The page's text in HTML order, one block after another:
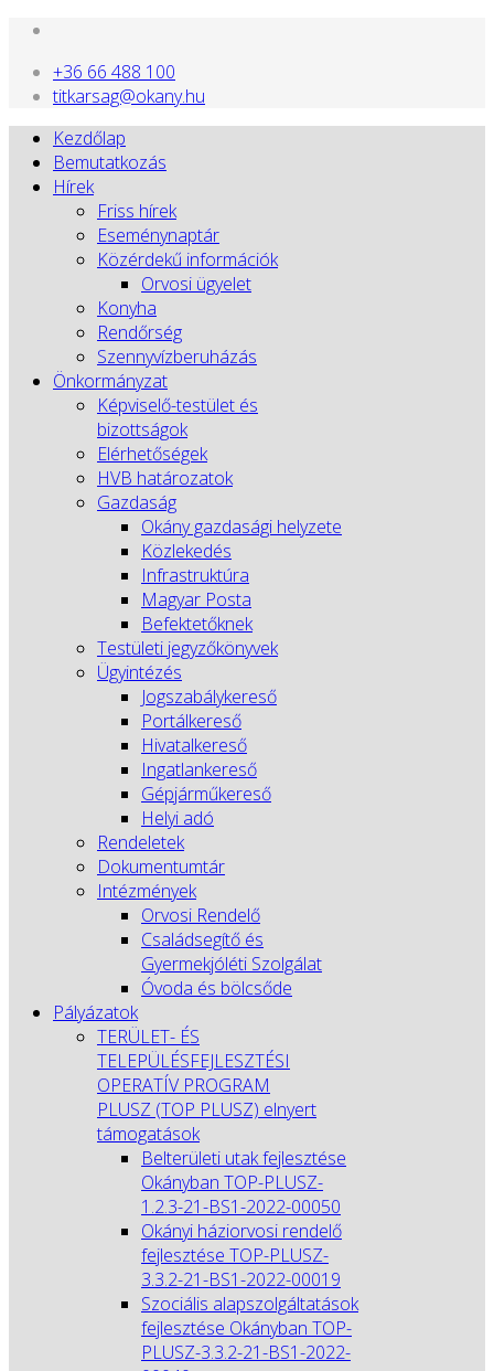
+36 66 488 100
titkarsag@okany.hu
Kezdőlap
Bemutatkozás
Hírek
Friss hírek
Eseménynaptár
Közérdekű információk
Orvosi ügyelet
Konyha
Rendőrség
Szennyvízberuházás
Önkormányzat
Képviselő-testület és
bizottságok
Elérhetőségek
HVB határozatok
Gazdaság
Okány gazdasági helyzete
Közlekedés
Infrastruktúra
Magyar Posta
Befektetőknek
Testületi jegyzőkönyvek
Ügyintézés
Jogszabálykereső
Portálkereső
Hivatalkereső
Ingatlankereső
Gépjárműkereső
Helyi adó
Rendeletek
Dokumentumtár
Intézmények
Orvosi Rendelő
Családsegítő és
Gyermekjóléti Szolgálat
Óvoda és bölcsőde
Pályázatok
TERÜLET- ÉS
TELEPÜLÉSFEJLESZTÉSI
OPERATÍV PROGRAM
PLUSZ (TOP PLUSZ) elnyert
támogatások
Belterületi utak fejlesztése
Okányban TOP-PLUSZ-
1.2.3-21-BS1-2022-00050
Okányi háziorvosi rendelő
fejlesztése TOP-PLUSZ-
3.3.2-21-BS1-2022-00019
Szociális alapszolgáltatások
fejlesztése Okányban TOP-
PLUSZ-3.3.2-21-BS1-2022-